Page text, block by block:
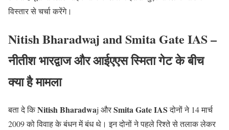
विस्तार से चर्चा करेंगे।
Nitish Bharadwaj and Smita Gate IAS –
नीतीश भारद्वाज और आईएएस स्मिता गेट के बीच
क्या है मामला
बता दे किNitish Bharadwaj औरSmita GateIASदोनों ने 14 मार्च
2009 को विवाह के बंधन में बंध थे। इन दोनों ने पहले रिश्ते से तलाक लेकर